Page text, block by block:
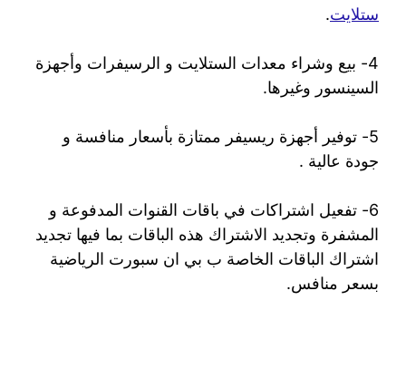
ستلايت.
4- بيع وشراء معدات الستلايت و الرسيفرات وأجهزة
السينسور وغيرها.
5- توفير أجهزة ريسيفر ممتازة بأسعار منافسة و
جودة عالية .
6- تفعيل اشتراكات في باقات القنوات المدفوعة و
المشفرة وتجديد الاشتراك هذه الباقات بما فيها تجديد
اشتراك الباقات الخاصة ب بي ان سبورت الرياضية
بسعر منافس.